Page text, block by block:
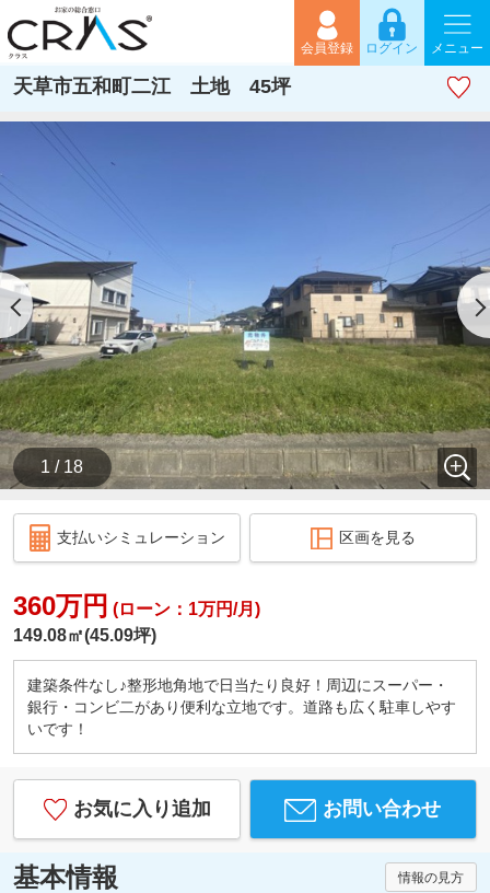
会員登録 ログイン メニュー
天草市五和町二江 土地 45坪
1 / 18
支払いシミュレーション 区画を見る
360万円 (ローン：1万円/月)
149.08㎡(45.09坪)
建築条件なし♪整形地角地で日当たり良好！周辺にスーパー・
銀行・コンビ二があり便利な立地です。道路も広く駐車しやす
いです！
お気に入り追加 お問い合わせ
基本情報 情報の見方